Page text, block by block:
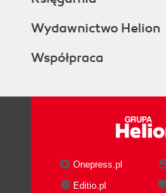
Wydawnictwo Helion
Współpraca
Onepress.pl
Editio.pl